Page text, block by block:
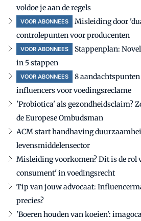
voldoe je aan de regels
VOOR ABONNEES
Misleiding door
controlepunten voor producenten
VOOR ABONNEES
Stappenplan:
in 5 stappen
VOOR ABONNEES
8
influencers voor voedingsreclame
'Probiotica' als gezondheidsclaim?
de Europese Ombudsman
ACM start handhaving
levensmiddelensector
Misleiding voorkomen? Dit is de rol
consument' in voedingsrecht
Tip van jouw advocaat:
precies?
'Boeren houden van koeien':